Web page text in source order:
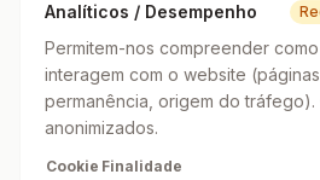
Analíticos / Desempenho
Permitem-nos compreender
interagem com o website
permanência, origem do tráfego).
anonimizados.
Cookie Finalidade